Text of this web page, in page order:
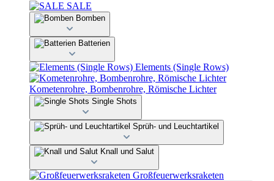
SALE
Bomben
Batterien
Elements (Single Rows)
Kometenrohre, Bombenrohre, Römische Lichter
Single Shots
Sprüh- und Leuchtartikel
Knall und Salut
Großfeuerwerksraketen